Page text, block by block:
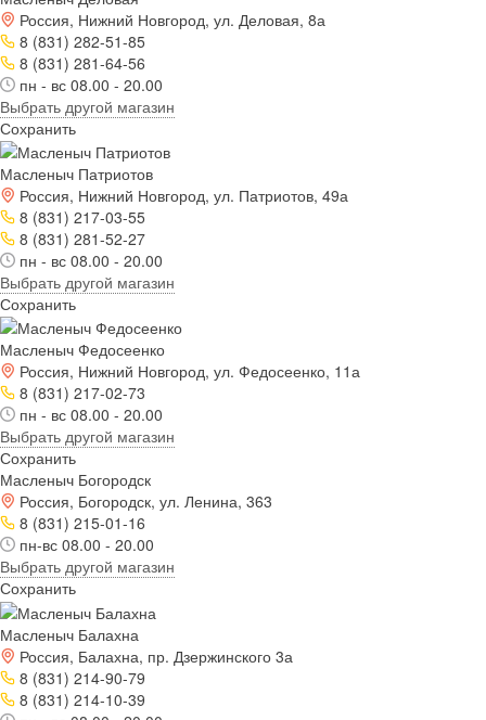
Россия, Нижний Новгород, ул. Деловая, 8а
8 (831) 282-51-85
8 (831) 281-64-56
пн - вс 08.00 - 20.00
Выбрать другой магазин
Сохранить
Масленыч Патриотов
Россия, Нижний Новгород, ул. Патриотов, 49а
8 (831) 217-03-55
8 (831) 281-52-27
пн - вс 08.00 - 20.00
Выбрать другой магазин
Сохранить
Масленыч Федосеенко
Россия, Нижний Новгород, ул. Федосеенко, 11а
8 (831) 217-02-73
пн - вс 08.00 - 20.00
Выбрать другой магазин
Сохранить
Масленыч Богородск
Россия, Богородск, ул. Ленина, 363
8 (831) 215-01-16
пн-вс 08.00 - 20.00
Выбрать другой магазин
Сохранить
Масленыч Балахна
Россия, Балахна, пр. Дзержинского 3а
8 (831) 214-90-79
8 (831) 214-10-39